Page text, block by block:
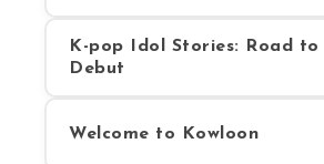
K-pop Idol Stories: Road to
Debut
Welcome to Kowloon